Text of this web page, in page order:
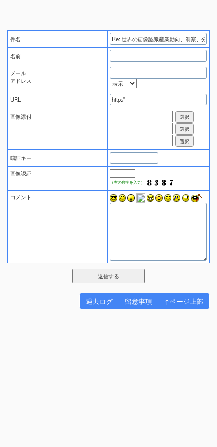
件名
名前
メール
アドレス
URL
画像添付
暗証キー
画像認証
（右の数字を入力）
コメント
過去ログ 留意事項 ↑ページ上部